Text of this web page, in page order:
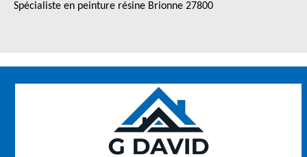
Spécialiste en peinture résine Brionne 27800